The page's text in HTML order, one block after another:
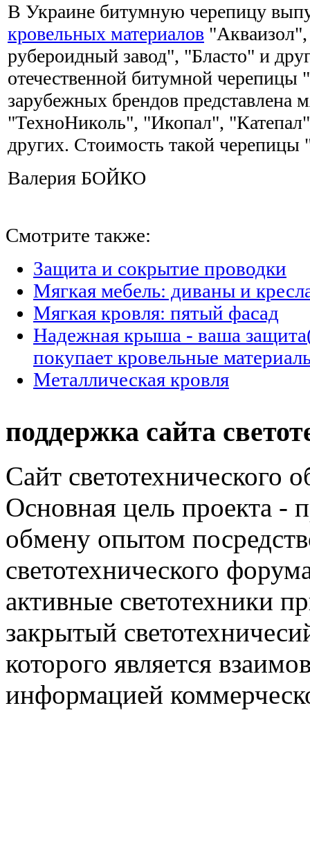
В Украине битумную черепицу
кровельных материалов
рубероидный завод", "Бласто" и
отечественной битумной черепицы
зарубежных брендов представлена
"ТехноНиколь", "Икопал",
других. Стоимость такой черепицы
Валерия БОЙКО
Смотрите также:
Защита и сокрытие проводки
Мягкая мебель: диваны и
Мягкая кровля: пятый фасад
Надежная крыша - ваша
покупает кровельные
Металлическая кровля
поддержка сайта
Сайт светотехнического
Основная цель проекта -
обмену опытом
светотехнического
активные светотехники
закрытый
которого является
информацией